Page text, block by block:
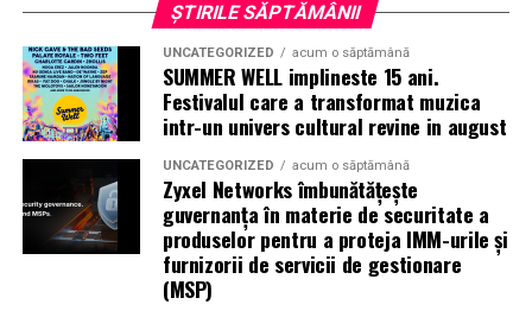
Pentru cei care vor să descopere mai mult decât
parfumul din sticlă, Oriflame a lansat și o serie
episoade disponibile pe YouTube, unde poate fi urmărit
întregul proces de creație, de la inspirație și alegerea
ingredientelor până la competiția dintre parfumieri.
Ce parfum alegi vara?Nu există un răspuns universal.
Dacă îți plac parfumurile proaspete, citrice și energice,
ingredientele precum lime-ul sunt alegerea ideală. Dacă
preferi aromele calde, exotice și cu personalitate, notele
ȘTIRILE SĂPTĂMÂNII
UNCATEGORIZED acum o săptămână
SUMMER WELL implineste 15 ani.
Festivalul care a transformat muzica
intr-un univers cultural revine in august
UNCATEGORIZED acum o săptămână
Zyxel Networks îmbunătățește
guvernanța în materie de securitate a
produselor pentru a proteja IMM-urile și
furnizorii de servicii de gestionare
(MSP)